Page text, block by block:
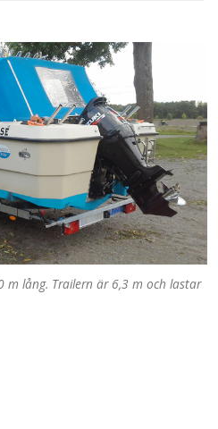
m lång. Trailern är 6,3 m och lastar